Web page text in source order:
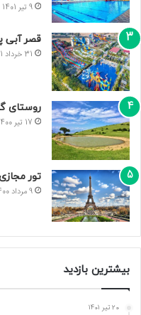
9 تیر 1401
قصر آبی
31 خرداد 1401
روستای
17 تیر 1400
تور مجازی
9 مرداد 1400
بیشترین بازدید
20 تیر 1401